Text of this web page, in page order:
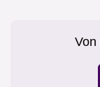
Von